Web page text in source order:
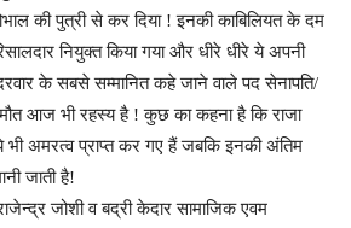
की पुत्री से कर दिया ! इनकी काबिलियत के दम
नियुक्त किया गया और धीरे धीरे ये अपनी
के सबसे सम्मानित कहे जाने वाले पद सेनापति/
आज भी रहस्य है ! कुछ का कहना है कि राजा
भी अमरत्व प्राप्त कर गए हैं जबकि इनकी अंतिम
जाती है!
जोशी व बद्री केदार सामाजिक एवम